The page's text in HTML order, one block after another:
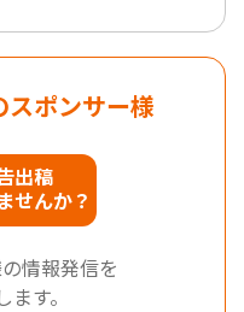
スポンサー様
出稿
せんか？
情報発信を
す。